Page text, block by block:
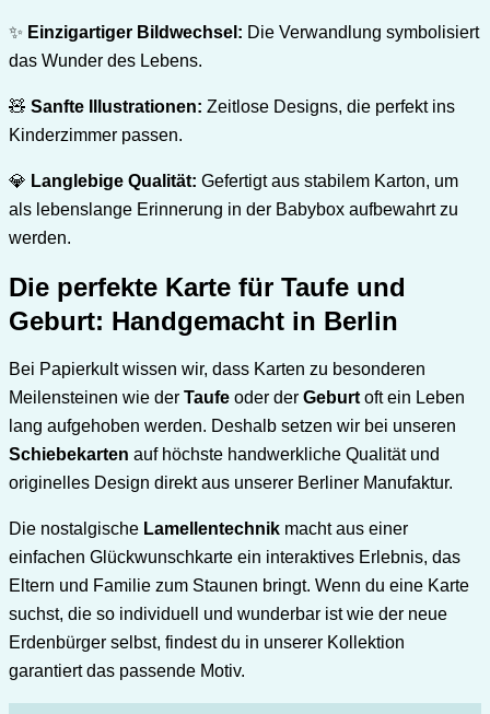
✨ Einzigartiger Bildwechsel: Die Verwandlung symbolisiert
das Wunder des Lebens.
🧸 Sanfte Illustrationen: Zeitlose Designs, die perfekt ins
Kinderzimmer passen.
💎 Langlebige Qualität: Gefertigt aus stabilem Karton, um
als lebenslange Erinnerung in der Babybox aufbewahrt zu
werden.
Die perfekte Karte für Taufe und
Geburt: Handgemacht in Berlin
Bei Papierkult wissen wir, dass Karten zu besonderen
Meilensteinen wie der Taufe oder der Geburt oft ein Leben
lang aufgehoben werden. Deshalb setzen wir bei unseren
Schiebekarten auf höchste handwerkliche Qualität und
originelles Design direkt aus unserer Berliner Manufaktur.
Die nostalgische Lamellentechnik macht aus einer
einfachen Glückwunschkarte ein interaktives Erlebnis, das
Eltern und Familie zum Staunen bringt. Wenn du eine Karte
suchst, die so individuell und wunderbar ist wie der neue
Erdenbürger selbst, findest du in unserer Kollektion
garantiert das passende Motiv.